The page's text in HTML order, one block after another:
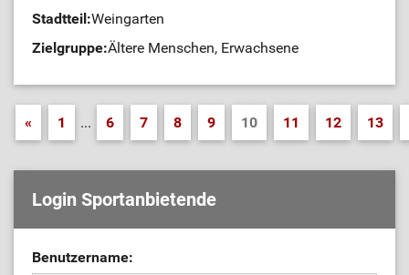
Stadtteil:Weingarten
Zielgruppe:Ältere Menschen, Erwachsene
« 1 ... 6 7 8 9 10 11 12 13
Login Sportanbietende
Benutzername: